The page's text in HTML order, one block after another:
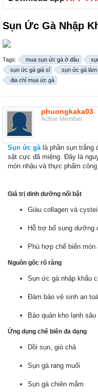
Sụn Ức Gà Nhập
Tags: mua sụn ức gà ở đâu
sụn ức gà giá sỉ
sụn ức gà
địa chỉ mua ức gà
phuongkaka03
Active Member
Sụn ức gàlà phần sụn trắng
sật cực đã miệng. Đây là
món nhậu và thực phẩm công
Giá trị dinh dưỡng nổi bật
Giàu collagen và
Hỗ trợ bổ sung dưỡng
Phù hợp chế biến
Nguồn gốc rõ ràng
Sụn ức gà nhập khẩu
Đảm bảo vệ sinh an
Bảo quản kho lạnh
Ứng dụng chế biến đa dạng
Dồi sụn, giò chả
Sụn gà rang muối
Sụn gà chiên mắm